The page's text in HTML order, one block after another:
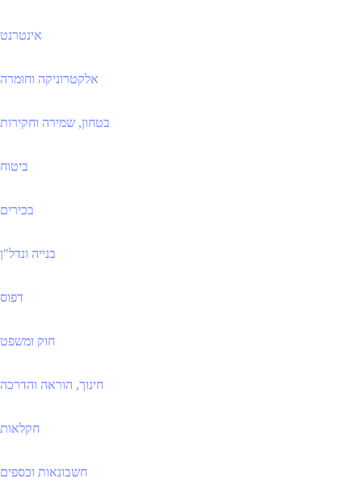
אינטרנט
אלקטרוניקה וחומרה
בטחון, שמירה וחקירות
ביטוח
בכירים
בנייה ונדל"ן
דפוס
חוק ומשפט
חינוך, הוראה והדרכה
חקלאות
חשבונאות וכספים